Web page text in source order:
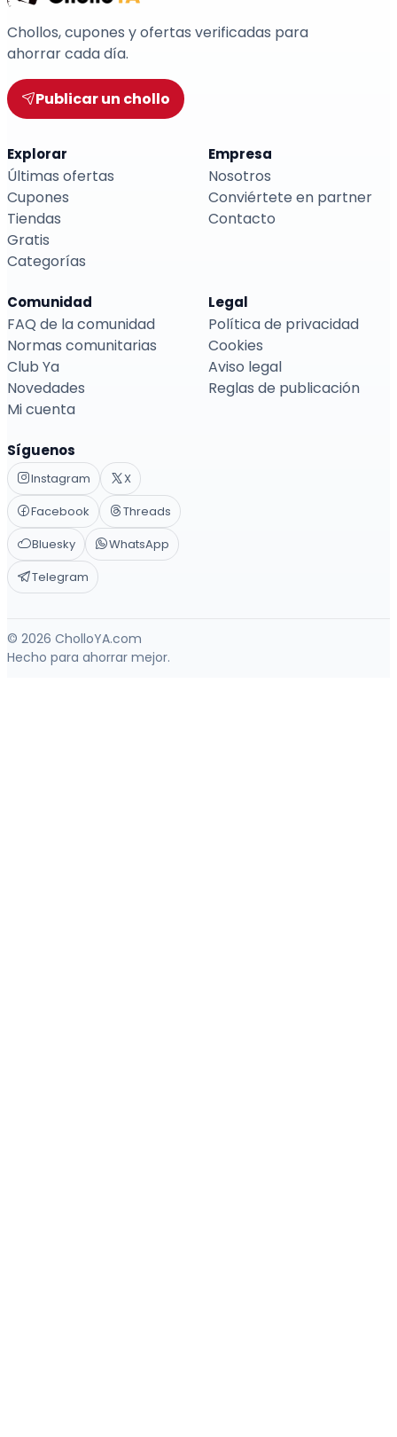
Chollos, cupones y ofertas verificadas para
ahorrar cada día.
Publicar un chollo
Explorar
Últimas ofertas
Cupones
Tiendas
Gratis
Categorías
Empresa
Nosotros
Conviértete en partner
Contacto
Comunidad
FAQ de la comunidad
Normas comunitarias
Club Ya
Novedades
Mi cuenta
Legal
Política de privacidad
Cookies
Aviso legal
Reglas de publicación
Síguenos
Instagram
X
Facebook
Threads
Bluesky
WhatsApp
Telegram
© 2026 CholloYA.com
Hecho para ahorrar mejor.